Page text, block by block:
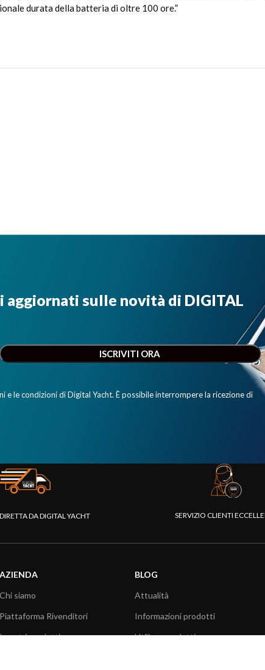
durata della batteria di oltre 100 ore.”
sulle novità di DIGITAL
le condizioni di Digital Yacht. È possibile interrompere la ricezione di
DA DIGITAL YACHT SERVIZIO CLIENTI
AZIENDA
Chi siamo
Piattaforma Rivenditori
I nostri prodotti
BLOG
Attualità
Informazioni prodotti
Utilizzo prodotti